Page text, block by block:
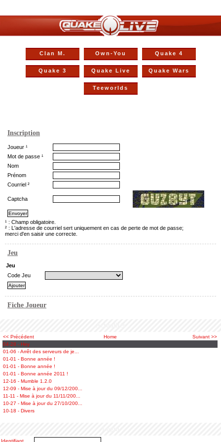
Clan M. Own-You Quake 4
Quake 3 Quake Live Quake Wars
Teeworlds
<< Précédent Home
Suivant >>
04-28 - Hey
01-06 - Arrêt des serveurs de je...
01-01 - Bonne année !
01-01 - Bonne année !
01-01 - Bonne année 2011 !
12-16 - Mumble 1.2.0
12-09 - Mise à jour du 09/12/200...
11-11 - Mise à jour du 11/11/200...
10-27 - Mise à jour du 27/10/200...
10-18 - Divers
Identifiant
Inscription
Joueur ¹
Mot de passe ¹
Nom
Prénom
Courriel ²
Captcha
¹ : Champ obligatoire.
² : L'adresse de courriel sert uniquement en cas de perte de mot de passe;
merci d'en saisir une correcte.
Jeu
Jeu
Code Jeu
Fiche Joueur